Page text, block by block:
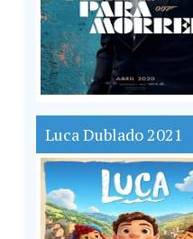
Luca Dublado 2021